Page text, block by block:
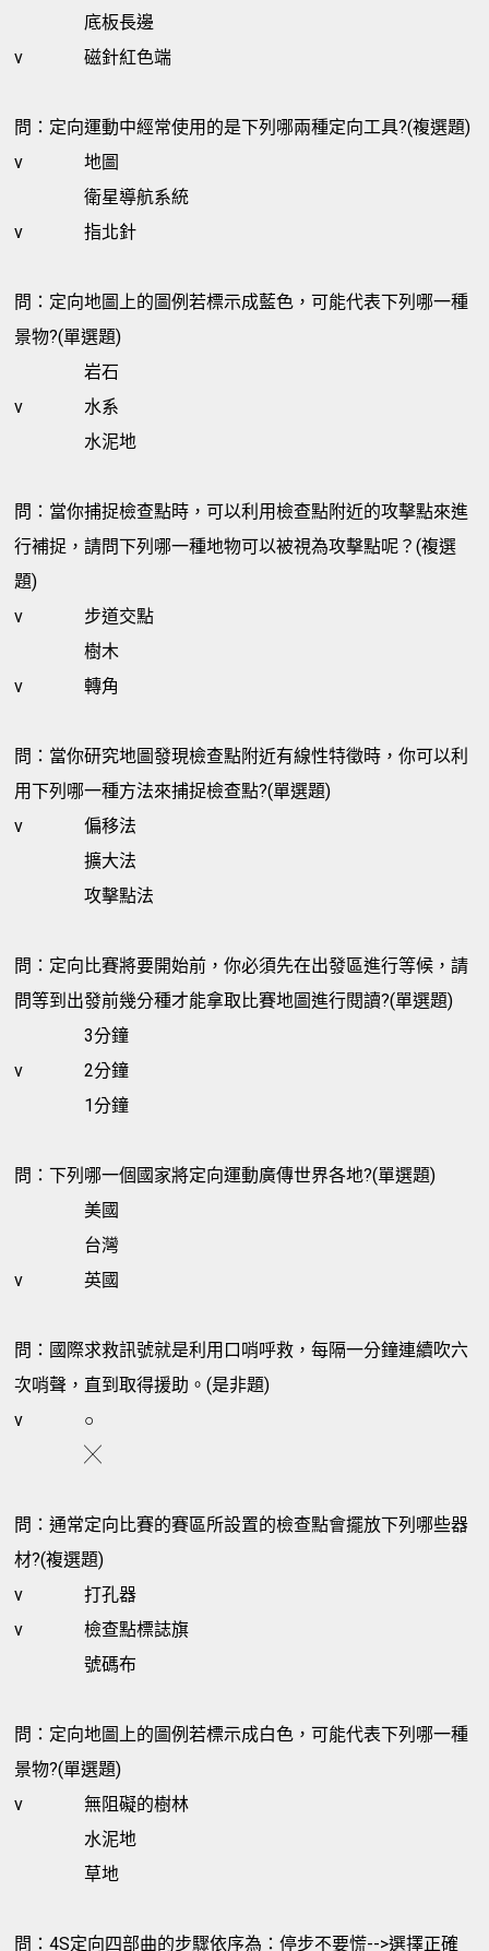
底板長邊
v
磁針紅色端
問：定向運動中經常使用的是下列哪兩種定向工具?(複選題)
v
地圖
衛星導航系統
v
指北針
問：定向地圖上的圖例若標示成藍色，可能代表下列哪一種
景物?(單選題)
岩石
v
水系
水泥地
問：當你捕捉檢查點時，可以利用檢查點附近的攻擊點來進
行補捉，請問下列哪一種地物可以被視為攻擊點呢？(複選
題)
v
步道交點
樹木
v
轉角
問：當你研究地圖發現檢查點附近有線性特徵時，你可以利
用下列哪一種方法來捕捉檢查點?(單選題)
v
偏移法
擴大法
攻擊點法
問：定向比賽將要開始前，你必須先在出發區進行等候，請
問等到出發前幾分種才能拿取比賽地圖進行閱讀?(單選題)
3分鐘
v
2分鐘
1分鐘
問：下列哪一個國家將定向運動廣傳世界各地?(單選題)
美國
台灣
v
英國
問：國際求救訊號就是利用口哨呼救，每隔一分鐘連續吹六
次哨聲，直到取得援助。(是非題)
v
○
╳
問：通常定向比賽的賽區所設置的檢查點會擺放下列哪些器
材?(複選題)
v
打孔器
v
檢查點標誌旗
號碼布
問：定向地圖上的圖例若標示成白色，可能代表下列哪一種
景物?(單選題)
v
無阻礙的樹林
水泥地
草地
問：4S定向四部曲的步驟依序為：停步不要慌-->選擇正確